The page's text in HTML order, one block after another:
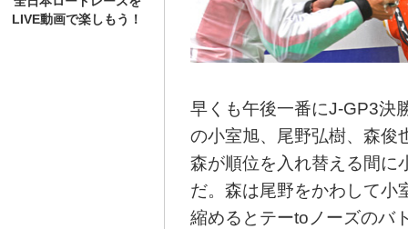
LIVE動画で楽しもう！
早くも午後一番にJ-GP3決
の小室旭、尾野弘樹、森俊
森が順位を入れ替える間に
だ。森は尾野をかわして小
縮めるとテーtoノーズのバ